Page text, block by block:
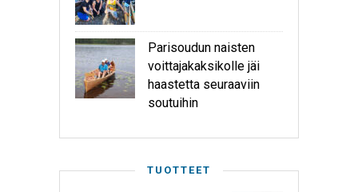
Parisoudun naisten
voittajakaksikolle jäi
haastetta seuraaviin
soutuihin
TUOTTEET